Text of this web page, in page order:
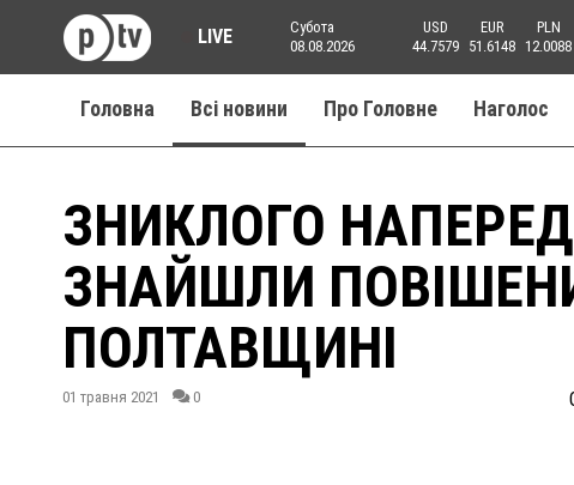
LIVE
Субота
08.08.2026
USD
44.7579
EUR
51.6148
PLN
12.0088
Головна Всі новини Про Головне Наголос
ЗНИКЛОГО
ЗНАЙШЛИ
ПОЛТАВЩИНІ
01 травня 2021 0